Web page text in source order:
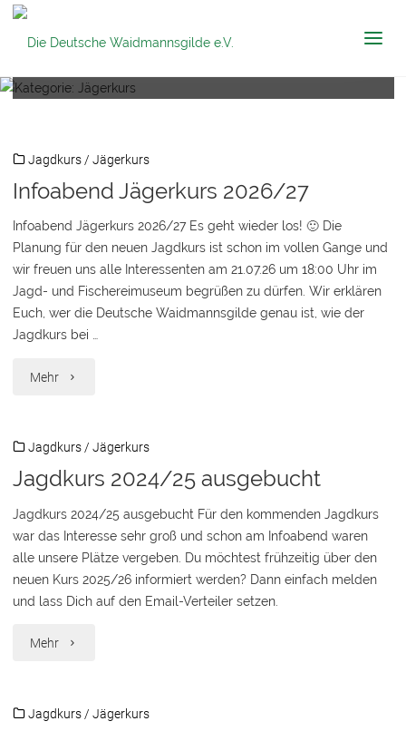
Jagdkurs / Jägerkurs
Infoabend Jägerkurs 2026/27
Infoabend Jägerkurs 2026/27 Es geht wieder los! 🙂 Die
Planung für den neuen Jagdkurs ist schon im vollen Gange und
wir freuen uns alle Interessenten am 21.07.26 um 18:00 Uhr im
Jagd- und Fischereimuseum begrüßen zu dürfen. Wir erklären
Euch, wer die Deutsche Waidmannsgilde genau ist, wie der
Jagdkurs bei …
Mehr "Infoabend
2026/27"
Jagdkurs / Jägerkurs
Jagdkurs 2024/25 ausgebucht
Jagdkurs 2024/25 ausgebucht Für den kommenden Jagdkurs
war das Interesse sehr groß und schon am Infoabend waren
alle unsere Plätze vergeben. Du möchtest frühzeitig über den
neuen Kurs 2025/26 informiert werden? Dann einfach melden
und lass Dich auf den Email-Verteiler setzen.
Mehr "Jagdkurs
ausgebucht"
Jagdkurs / Jägerkurs